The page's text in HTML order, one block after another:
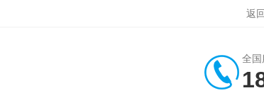
返
全国